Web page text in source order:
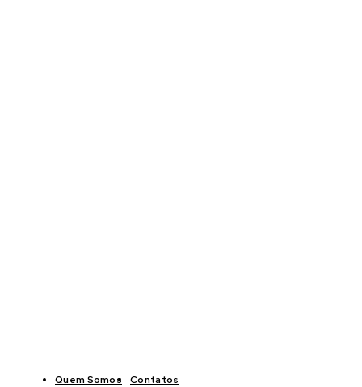
Quem Somos Contatos